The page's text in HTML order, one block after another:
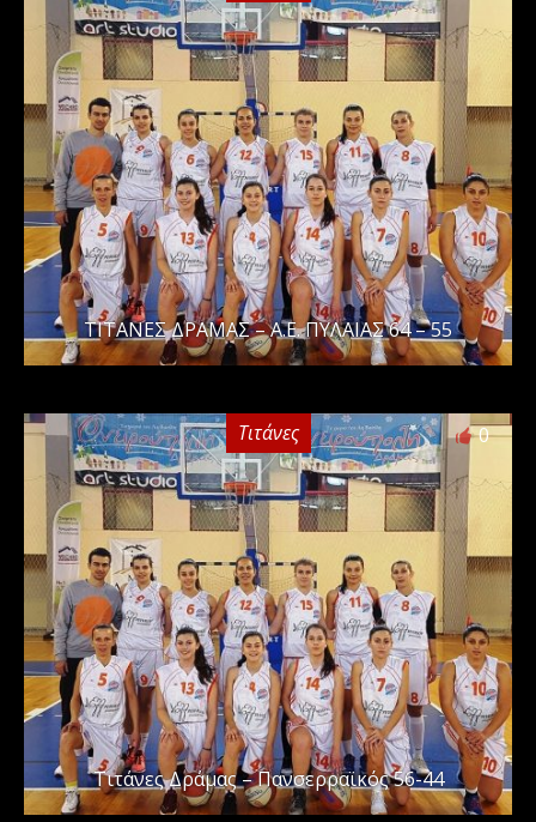
ΤΙΤΑΝΕΣ ΔΡΑΜΑΣ – Α.Ε. ΠΥΛΑΙΑΣ 64 – 55
Τιτάνες 0
Τιτάνες Δράμας – Πανσερραϊκός 56-44